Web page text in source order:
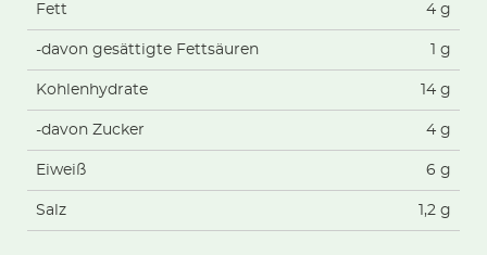
Fett 4 g
-davon gesättigte Fettsäuren 1 g
Kohlenhydrate 14 g
-davon Zucker 4 g
Eiweiß 6 g
Salz 1,2 g